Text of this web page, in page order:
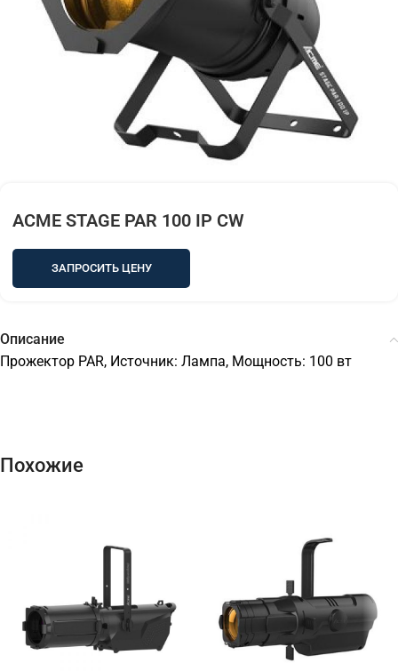
ACME STAGE PAR 100 IP CW
ЗАПРОСИТЬ ЦЕНУ
Описание
Прожектор PAR, Источник: Лампа, Мощность: 100 вт
Похожие